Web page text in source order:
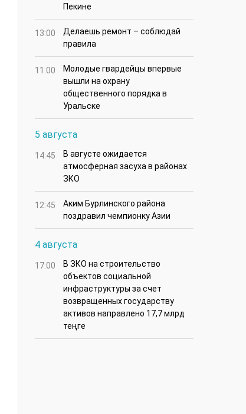
Пекине
13:00
Делаешь ремонт – соблюдай
правила
11:00
Молодые гвардейцы впервые
вышли на охрану
общественного порядка в
Уральске
5 августа
14:45
В августе ожидается
атмосферная засуха в районах
ЗКО
12:45
Аким Бурлинского района
поздравил чемпионку Азии
4 августа
17:00
В ЗКО на строительство
объектов социальной
инфраструктуры за счет
возвращенных государству
активов направлено 17,7 млрд
теңге